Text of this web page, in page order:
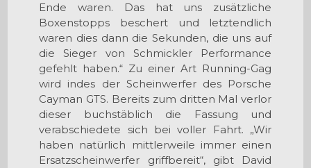
Ende waren. Das hat uns zusätzliche
Boxenstopps beschert und letztendlich
waren dies dann die Sekunden, die uns auf
die Sieger von Schmickler Performance
gefehlt haben.“ Zu einer Art Running-Gag
wird indes der Scheinwerfer des Porsche
Cayman GTS. Bereits zum dritten Mal verlor
dieser buchstäblich die Fassung und
verabschiedete sich bei voller Fahrt. „Wir
haben natürlich mittlerweile immer einen
Ersatzscheinwerfer griffbereit“, gibt David